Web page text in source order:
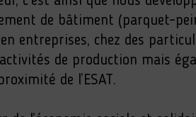
de bâtiment (parquet-
entreprises, chez des
de production mais
de l’ESAT.